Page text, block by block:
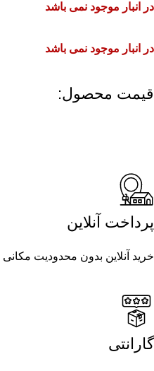
در انبار موجود نمی باشد
در انبار موجود نمی باشد
قیمت محصول:​
پرداخت آنلاین
خرید آنلاین بدون محدودیت مکانی
گارانتی